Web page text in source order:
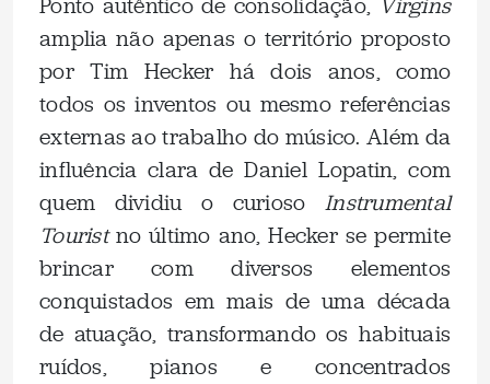
Ponto autêntico de consolidação, Virgins
amplia não apenas o território proposto
por Tim Hecker há dois anos, como
todos os inventos ou mesmo referências
externas ao trabalho do músico. Além da
influência clara de Daniel Lopatin, com
quem dividiu o curioso Instrumental
Touristno último ano, Hecker se permite
brincar com diversos elementos
conquistados em mais de uma década
de atuação, transformando os habituais
ruídos, pianos e concentrados